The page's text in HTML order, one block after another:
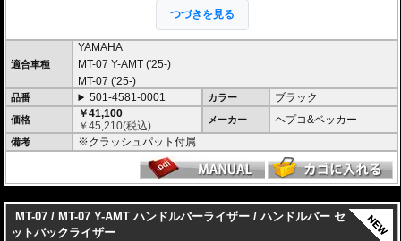
きだされた耐衝撃性に優れた構造です。
また多点支持や、パイプのつなぎ方も差し込みタイプとすることで、充分な強
ヘプコ&ベッカーのMT-07 / MT-07 Y-AMTエンジンガードは有事にその効果を
間違いなく実感して頂けるでしょう。
つづきを見る
適合車種
YAMAHA
MT-07 Y-AMT ('25-)
MT-07 ('25-)
品番 501-4581-0001 カラー ブラック
価格
￥41,100
￥45,210(税込) メーカー ヘプコ&ベッカー
備考 ※クラッシュパット付属
MT-07 / MT-07 Y-AMT ハンドルバーライザー / ハンドルバー セ
ットバックライザー